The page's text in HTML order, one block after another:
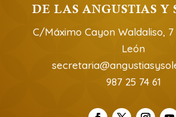
DE LAS ANGUSTIAS Y
C/Máximo Cayon Waldaliso, 7
León
987 25 74 61